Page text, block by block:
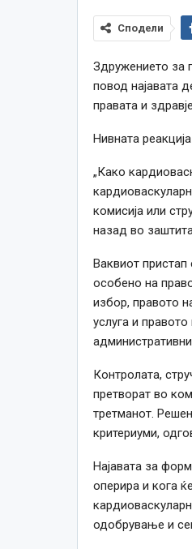
Сподели
Здружението за
повод најавата
правата и
Нивната
„Како
комисија или
назад во
Ваквиот пристап
особено на
избор, правото
услуга и
Контролата,
претворат во
третманот.
критериуми,
Најавата за
оперира и кога
одобрување и